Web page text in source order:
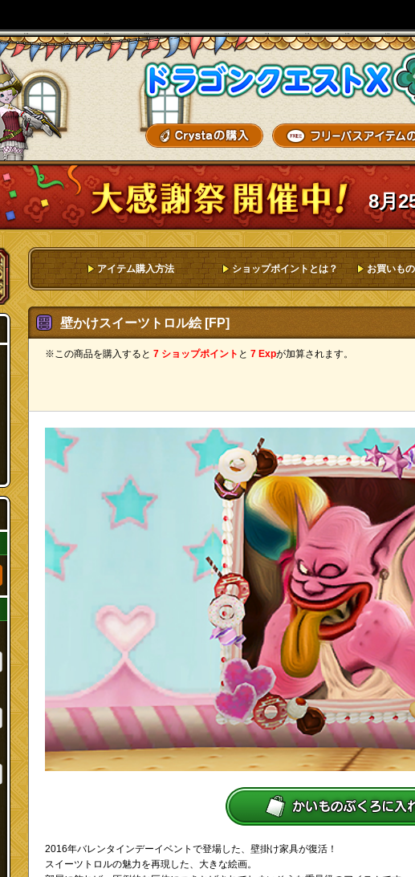
冒険者の広場へ
8月
ログイン
アイテム購入方法 ショップポイントとは？ お買いも
壁かけスイーツトロル絵 [FP]
※この商品を購入すると 7 ショップポイント と 7 Expが加算されます。
2016年バレンタインデーイベントで登場した、壁掛け家具が復活！
スイーツトロルの魅力を再現した、大きな絵画。